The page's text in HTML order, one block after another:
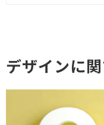
デザインに